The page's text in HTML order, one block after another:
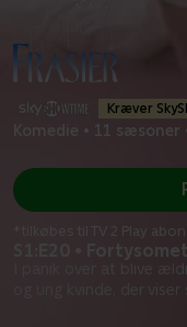
Kræver
Komedie • 11 sæsoner
S1:E20 •
I panik over at blive
og ung kvinde, der
*tilkøbes til TV 2 Play